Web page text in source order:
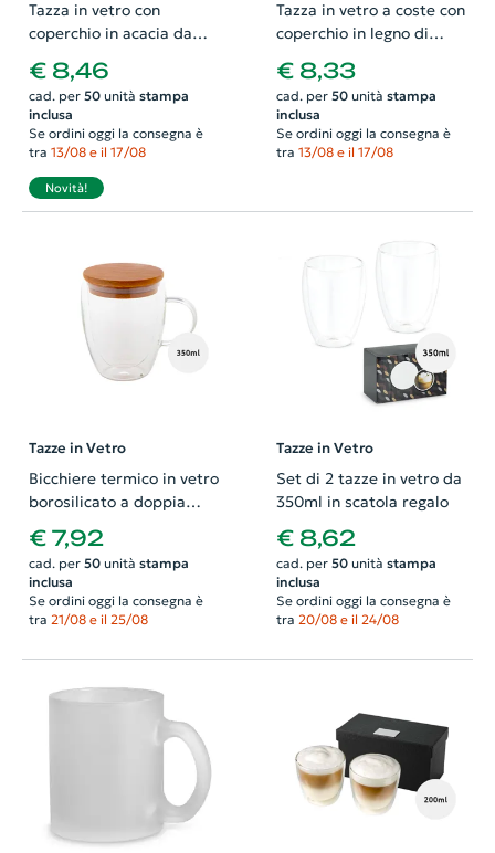
Tazza in vetro con
coperchio in acacia da
€ 8,46
cad. per 50unità stampa
inclusa
Se ordini oggi la consegna è
tra 13/08 e il 17/08
Novità!
Tazza in vetro a coste con
coperchio in legno di
€ 8,33
cad. per 50unità stampa
inclusa
Se ordini oggi la consegna è
tra 13/08 e il 17/08
Tazze in Vetro
Bicchiere termico in vetro
borosilicato a doppia
parete con coperchio in
bambù 350ml
€ 7,92
cad. per 50unità stampa
inclusa
Se ordini oggi la consegna è
tra 21/08 e il 25/08
Tazze in Vetro
Set di 2 tazze in vetro da
350ml in scatola regalo
€ 8,62
cad. per 50unità stampa
inclusa
Se ordini oggi la consegna è
tra 20/08 e il 24/08